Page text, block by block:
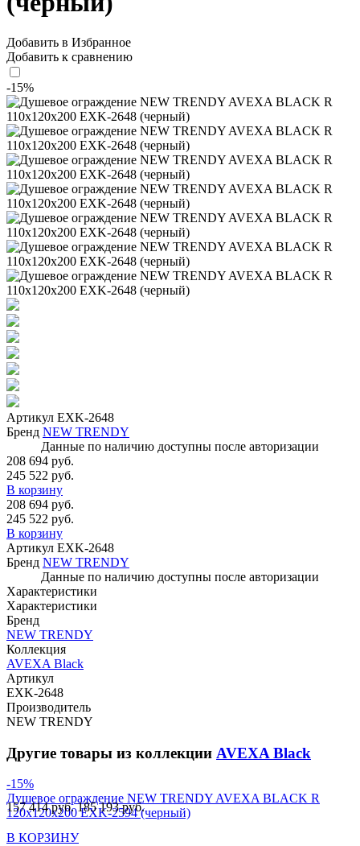
Добавить в Избранное
Добавить к сравнению
-15%
Артикул EXK-2648
Бренд NEW TRENDY
Данные по наличию доступны после авторизации
208 694 руб.
245 522 руб.
В корзину
208 694 руб.
245 522 руб.
В корзину
Артикул EXK-2648
Бренд NEW TRENDY
Данные по наличию доступны после авторизации
Характеристики
Характеристики
Бренд
NEW TRENDY
Коллекция
AVEXA Black
Артикул
EXK-2648
Производитель
NEW TRENDY
Другие товары из коллекции AVEXA Black
-15%
Душевое ограждение NEW TRENDY AVEXA BLACK R
120x120x200 EXK-2594 (черный)
157 414 руб.185 193 руб.
В КОРЗИНУ